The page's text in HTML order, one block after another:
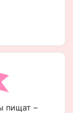
пищат –